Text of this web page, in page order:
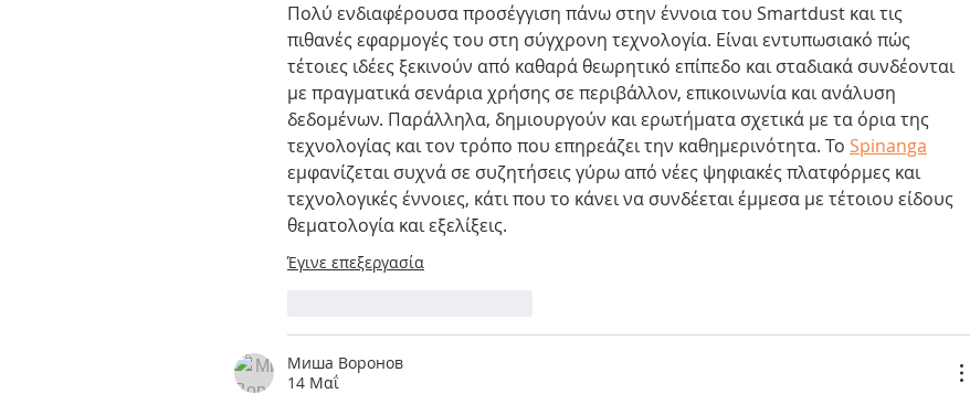
Πολύ ενδιαφέρουσα προσέγγιση πάνω στην έννοια του Smartdust και τις
πιθανές εφαρμογές του στη σύγχρονη τεχνολογία. Είναι εντυπωσιακό πώς
τέτοιες ιδέες ξεκινούν από καθαρά θεωρητικό επίπεδο και σταδιακά συνδέονται
με πραγματικά σενάρια χρήσης σε περιβάλλον, επικοινωνία και ανάλυση
δεδομένων. Παράλληλα, δημιουργούν και ερωτήματα σχετικά με τα όρια της
τεχνολογίας και τον τρόπο που επηρεάζει την καθημερινότητα. Το Spinanga
εμφανίζεται συχνά σε συζητήσεις γύρω από νέες ψηφιακές πλατφόρμες και
τεχνολογικές έννοιες, κάτι που το κάνει να συνδέεται έμμεσα με τέτοιου είδους
θεματολογία και εξελίξεις.
Έγινε επεξεργασία
Миша Воронов
14 Μαΐ